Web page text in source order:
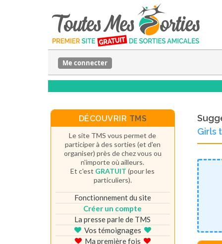
Me connecter
Girls
DÉCOUVRIR TMS
Le site TMS vous permet de
participer à des sorties (et d'en
organiser) près de chez vous ou
n'importe où ailleurs.
Et c'est GRATUIT (pour les
particuliers).
Fonctionnement du site
Créer un compte
La presse parle de TMS
Vos témoignages
Ma première fois